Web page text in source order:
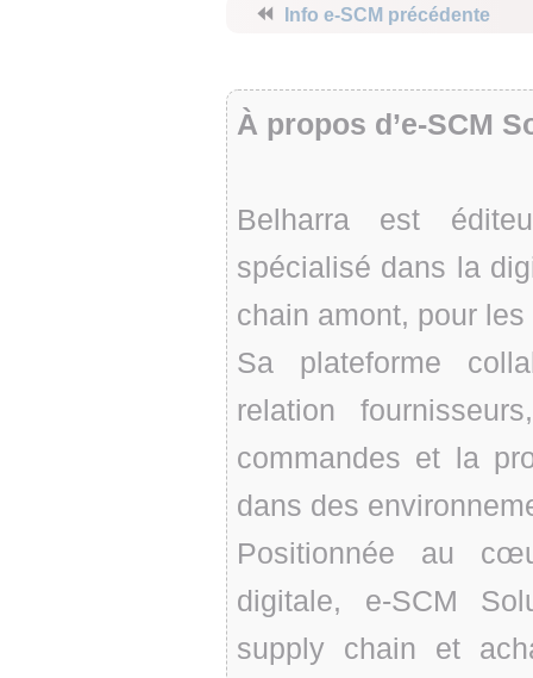
⏪ Info e-SCM précédente
À propos d’e-SCM
Belharra est
spécialisé dans la
chain amont, pour
Sa plateforme
relation
commandes et la
dans des
Positionnée au
digitale, e-SCM
supply chain et